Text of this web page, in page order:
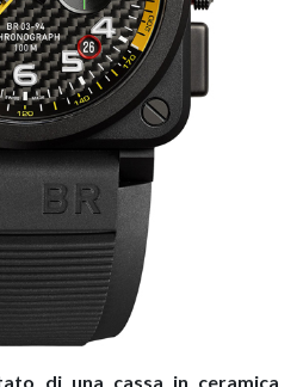
di una cassa in ceramica